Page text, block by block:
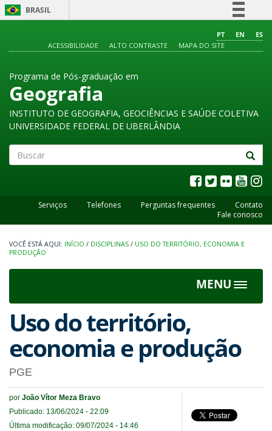
BRASIL
Comunica BR
PT EN
ES
ACESSIBILIDADE
ALTO CONTRASTE MAPA DO SITE
Programa de Pós-graduação em
Geografia
INSTITUTO DE GEOGRAFIA, GEOCIÊNCIAS E SAÚDE COLETIVA
UNIVERSIDADE FEDERAL DE UBERLÂNDIA
Serviços Telefones Perguntas frequentes
Contato
Fale conosco
INÍCIO / DISCIPLINAS / USO DO TERRITÓRIO, ECONOMIA E
PRODUÇÃO
MENU
Toggle
Uso do território,
economia e produção
PGE
por João Vítor Meza Bravo
Publicado: 13/06/2024 - 22:09
Última modificação: 09/07/2024 - 14:46